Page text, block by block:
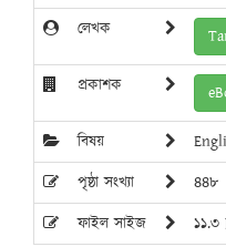
লেখক
প্রকাশক
বিষয়
পৃষ্ঠা সংখ্যা
৪৪৮
ফাইল সাইজ
১১.৩